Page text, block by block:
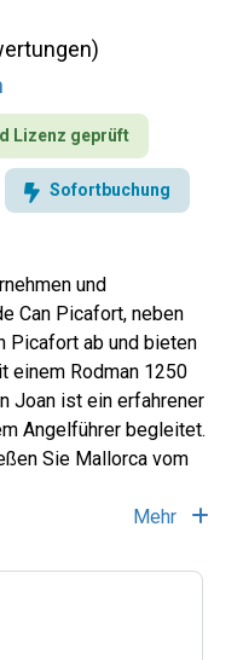
Lizenz geprüft
Sofortbuchung
und
Can Picafort, neben
Picafort ab und bieten
einem Rodman 1250
Joan ist ein erfahrener
Angelführer begleitet.
Sie Mallorca vom
Mehr